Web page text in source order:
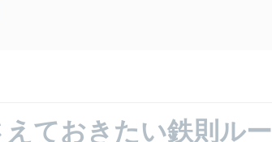
ておきたい鉄則ルー